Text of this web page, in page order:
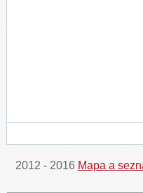
2012 - 2016 Mapa a